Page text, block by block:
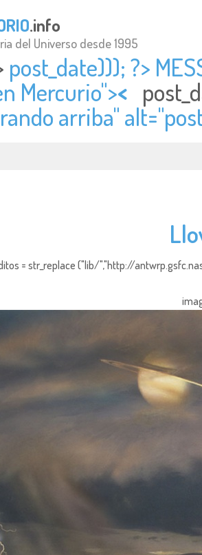
.info
del Universo desde 1995
post_date))); ?>
Mercurio"><
arriba" alt="
= str_replace ("lib/","http://